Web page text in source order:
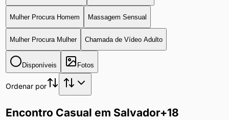
Mulher Procura Homem Massagem Sensual
Mulher Procura Mulher Chamada de Vídeo Adulto
Disponíveis Fotos
Ordenar por
Encontro Casual em Salvador+18